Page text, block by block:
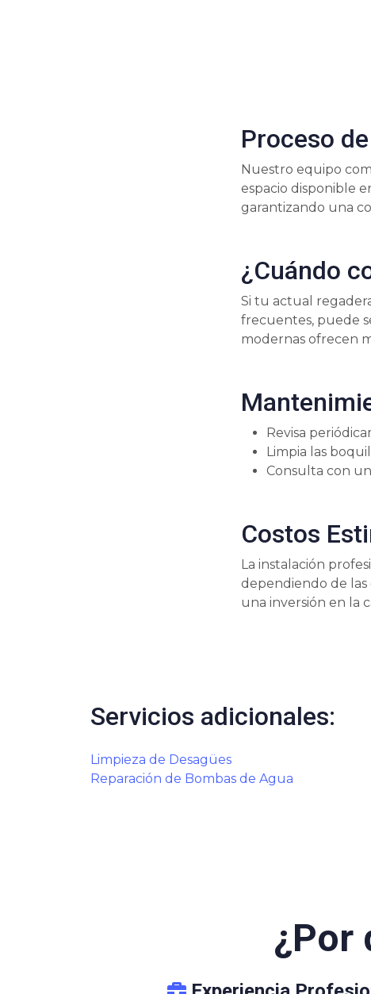
Proceso
Nuestro equipo
espacio disponible
garantizando una
¿Cuándo
Si tu actual
frecuentes, puede
modernas ofrecen
Revisa
Limpia las
Consulta con
Costos
La instalación
dependiendo de las
una inversión en la
Servicios adicionales:
Limpieza de Desagües
Reparación de Bombas de Agua
¿Por